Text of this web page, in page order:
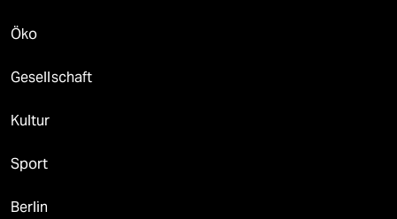
Öko
Gesellschaft
Kultur
Sport
Berlin